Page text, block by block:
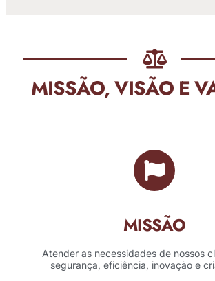
MISSÃO, VISÃO E
MISSÃO
Atender as necessidades de nossos
segurança, eficiência, inovação e